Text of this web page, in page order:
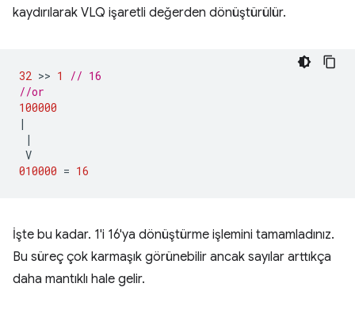
kaydırılarak VLQ işaretli değerden dönüştürülür.
32 >> 1
// 16
//or
100000
|
|
V
010000 = 16
İşte bu kadar. 1'i 16'ya dönüştürme işlemini tamamladınız.
Bu süreç çok karmaşık görünebilir ancak sayılar arttıkça
daha mantıklı hale gelir.